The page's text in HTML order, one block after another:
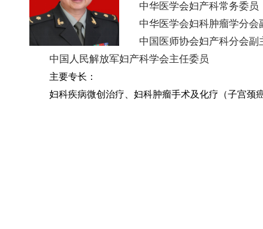
中华医学会妇产科常务委员
中华医学会妇科肿瘤学分会
中国医师协会妇产科分会副
中国人民解放军妇产科学会主任委员
主要专长：
妇科疾病微创治疗、妇科肿瘤手术及化疗（子宫颈